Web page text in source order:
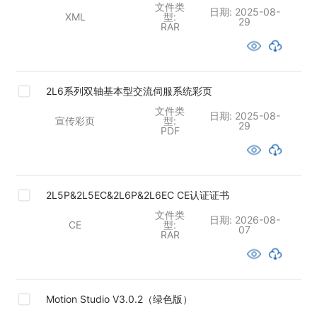
XML
文件类
型:
RAR
日期: 2025-08-
29
2L6系列双轴基本型交流伺服系统彩页
宣传彩页
文件类
型:
PDF
日期: 2025-08-
29
2L5P&2L5EC&2L6P&2L6EC CE认证证书
CE
文件类
型:
RAR
日期: 2026-08-
07
Motion Studio V3.0.2（绿色版）